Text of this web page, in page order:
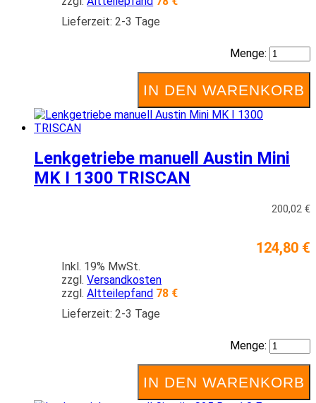
Lieferzeit: 2-3 Tage
Menge:
IN DEN WARENKORB
Lenkgetriebe manuell Austin Mini
MK I 1300 TRISCAN
200,02 €
124,80 €
Inkl. 19% MwSt.
zzgl.Versandkosten
zzgl.Altteilepfand 78 €
Lieferzeit: 2-3 Tage
Menge:
IN DEN WARENKORB